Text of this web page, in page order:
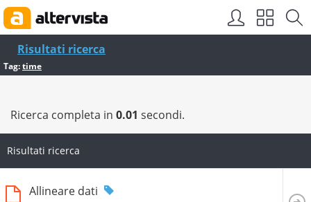
Risultati ricerca
Tag:time
Ricerca completa in 0.01 secondi.
Risultati ricerca
Allineare dati